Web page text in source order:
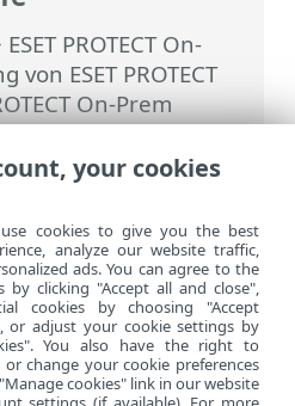
ESET PROTECT On-
von ESET PROTECT
On-Prem
>Zertifikate>
Zertifikat -
your cookies
cookies to give you the best
analyze our website traffic,
ads. You can agree to the
by clicking "Accept all and close",
cookies by choosing "Accept
or adjust your cookie settings by
You also have the right to
change your cookie preferences
cookies" link in our website